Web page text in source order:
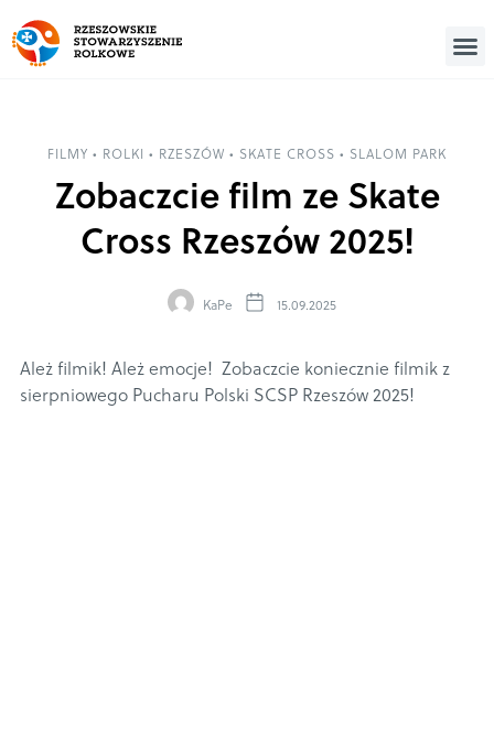
FILMY • ROLKI • RZESZÓW • SKATE CROSS • SLALOM PARK
Zobaczcie film ze Skate
Cross Rzeszów 2025!
KaPe 15.09.2025
Ależ filmik! Ależ emocje! Zobaczcie koniecznie filmik z
sierpniowego Pucharu Polski SCSP Rzeszów 2025!